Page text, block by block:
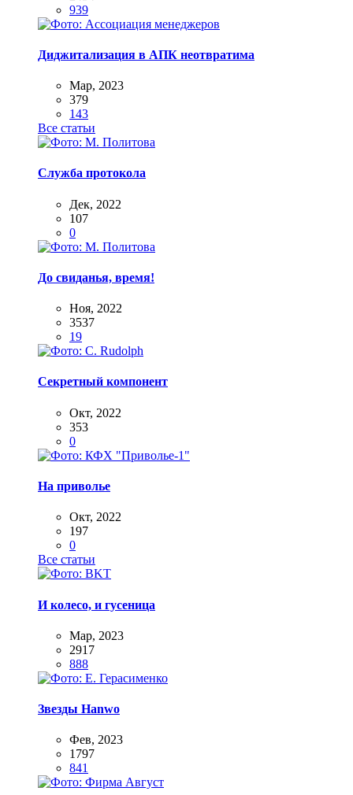
939
Диджитализация в АПК неотвратима
Мар, 2023
379
143
Все статьи
Служба протокола
Дек, 2022
107
0
До свиданья, время!
Ноя, 2022
3537
19
Секретный компонент
Окт, 2022
353
0
На приволье
Окт, 2022
197
0
Все статьи
И колесо, и гусеница
Мар, 2023
2917
888
Звезды Hanwo
Фев, 2023
1797
841